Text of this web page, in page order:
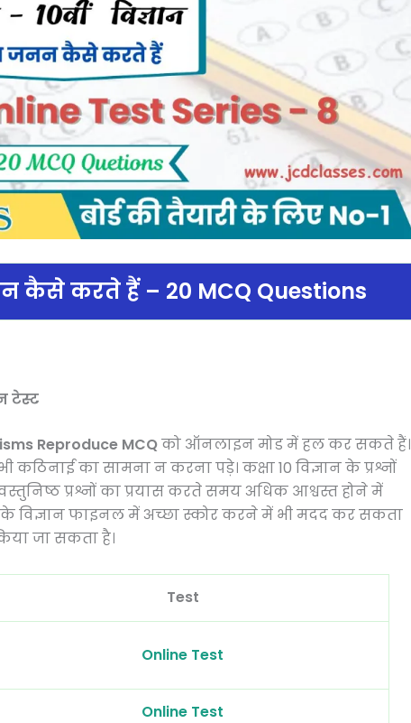
कैसे करते हैं– 20 MCQ Questions
टेस्ट
Reproduce MCQको ऑनलाइन मोड में हल कर सकते हैं।
कठिनाई का सामना न करना पड़े। कक्षा 10 विज्ञान के प्रश्नों
प्रश्नों का प्रयास करते समय अधिक आश्वस्त होने में
के विज्ञान फाइनल में अच्छा स्कोर करने में भी मदद कर सकता
जा सकता है।
Test
Online Test
Online Test